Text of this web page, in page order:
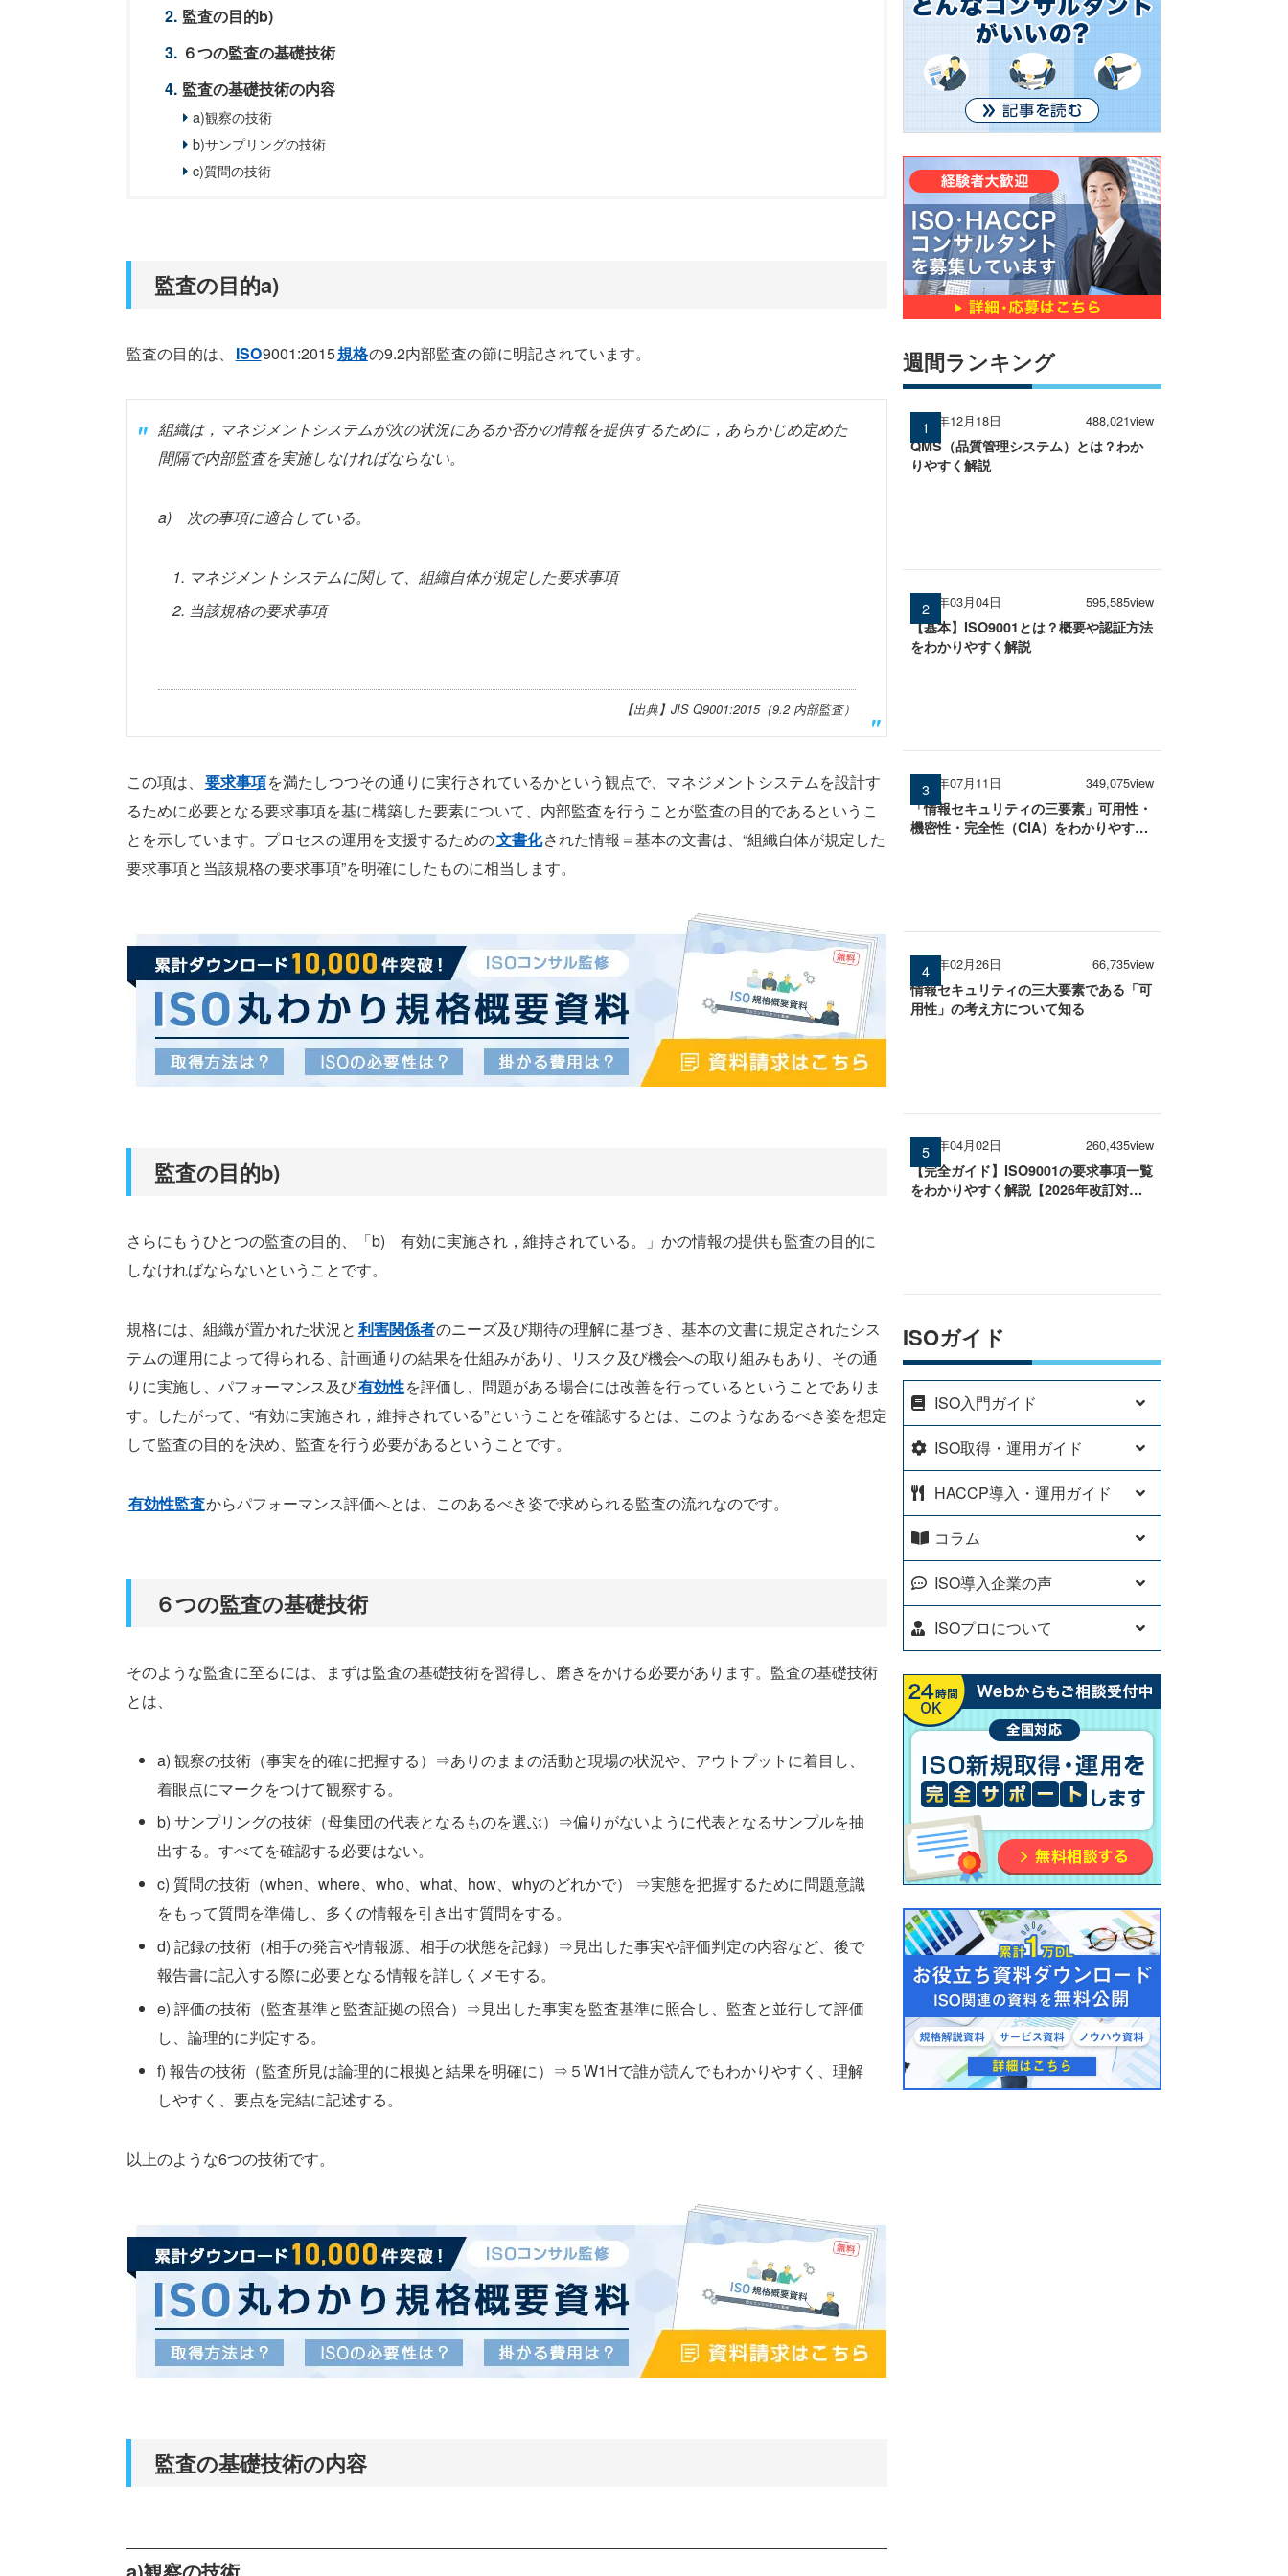
監査の目的b)
６つの監査の基礎技術
監査の基礎技術の内容
a)観察の技術
b)サンプリングの技術
c)質問の技術
監査の目的a)
監査の目的は、 ISO9001:2015規格の9.2内部監査の節に明記されています。
組織は，マネジメントシステムが次の状況にあるか否かの情報を提供するために，あらかじめ定めた
間隔で内部監査を実施しなければならない。
a) 次の事項に適合している。
マネジメントシステムに関して、組織自体が規定した要求事項
当該規格の要求事項
【出典】JIS Q9001:2015（9.2 内部監査）
この項は、 要求事項を満たしつつその通りに実行されているかという観点で、マネジメントシステムを設計す
るために必要となる要求事項を基に構築した要素について、内部監査を行うことが監査の目的であるというこ
とを示しています。プロセスの運用を支援するための文書化された情報＝基本の文書は、“組織自体が規定した
要求事項と当該規格の要求事項”を明確にしたものに相当します。
監査の目的b)
さらにもうひとつの監査の目的、「b) 有効に実施され，維持されている。」かの情報の提供も監査の目的に
しなければならないということです。
規格には、組織が置かれた状況と 利害関係者のニーズ及び期待の理解に基づき、基本の文書に規定されたシス
テムの運用によって得られる、計画通りの結果を仕組みがあり、リスク及び機会への取り組みもあり、その通
りに実施し、パフォーマンス及び有効性を評価し、問題がある場合には改善を行っているということでありま
す。したがって、“有効に実施され，維持されている”ということを確認するとは、このようなあるべき姿を想定
して監査の目的を決め、監査を行う必要があるということです。
有効性監査からパフォーマンス評価へとは、このあるべき姿で求められる監査の流れなのです。
６つの監査の基礎技術
そのような監査に至るには、まずは監査の基礎技術を習得し、磨きをかける必要があります。監査の基礎技術
とは、
a) 観察の技術（事実を的確に把握する）⇒ありのままの活動と現場の状況や、アウトプットに着目し、
着眼点にマークをつけて観察する。
b) サンプリングの技術（母集団の代表となるものを選ぶ）⇒偏りがないように代表となるサンプルを抽
出する。すべてを確認する必要はない。
c) 質問の技術（when、where、who、what、how、whyのどれかで） ⇒実態を把握するために問題意識
をもって質問を準備し、多くの情報を引き出す質問をする。
d) 記録の技術（相手の発言や情報源、相手の状態を記録）⇒見出した事実や評価判定の内容など、後で
報告書に記入する際に必要となる情報を詳しくメモする。
e) 評価の技術（監査基準と監査証拠の照合）⇒見出した事実を監査基準に照合し、監査と並行して評価
し、論理的に判定する。
f) 報告の技術（監査所見は論理的に根拠と結果を明確に）⇒５W1Hで誰が読んでもわかりやすく、理解
しやすく、要点を完結に記述する。
以上のような6つの技術です。
監査の基礎技術の内容
a)観察の技術
週間ランキング
2024年12月18日 488,021view
QMS（品質管理システム）とは？わか
りやすく解説
2026年03月04日 595,585view
【基本】ISO9001とは？概要や認証方法
をわかりやすく解説
2025年07月11日 349,075view
「情報セキュリティの三要素」可用性・
機密性・完全性（CIA）をわかりやすく
2026年02月26日 66,735view
情報セキュリティの三大要素である「可
用性」の考え方について知る
2026年04月02日 260,435view
【完全ガイド】ISO9001の要求事項一覧
をわかりやすく解説【2026年改訂対
ISOガイド
ISO入門ガイド
ISO取得・運用ガイド
HACCP導入・運用ガイド
コラム
ISO導入企業の声
ISOプロについて